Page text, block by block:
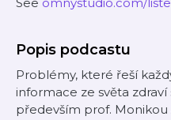
Popis podcastu
Problémy, které řeší
informace ze světa
především prof.